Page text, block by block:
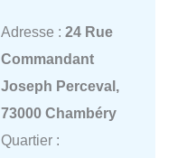
Adresse : 24 Rue
Commandant
Joseph Perceval,
73000 Chambéry
Quartier :